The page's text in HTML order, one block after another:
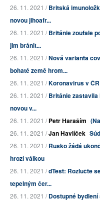
26. 11. 2021 /Britská
novou jihoafr...
26. 11. 2021 /Británie zoufale
jim bránit...
26. 11. 2021 /Nová varianta
bohaté země hrom...
26. 11. 2021 /Koronavirus v
26. 11. 2021 /Británie
novou v...
26. 11. 2021 /Petr Haraším
26. 11. 2021 /Jan Havlíček
26. 11. 2021 /Rusko žádá
hrozí válkou
26. 11. 2021 /dTest: Rozlučte
tepelným čer...
26. 11. 2021 /Dostupné